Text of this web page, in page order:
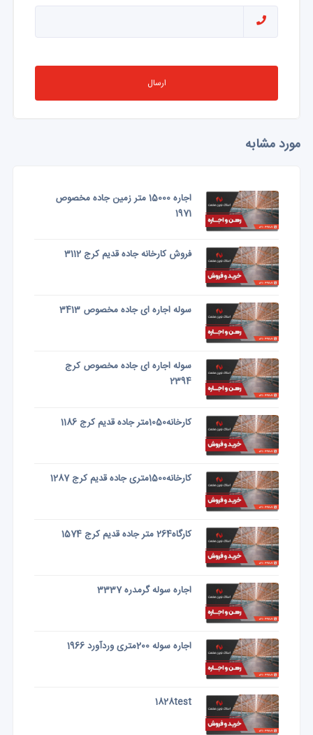
ارسال
مورد مشابه
اجاره 15000 متر زمین جاده مخصوص
1971
فروش کارخانه جاده قدیم کرج 3112
سوله اجاره ای جاده مخصوص 3413
سوله اجاره ای جاده مخصوص کرج
2394
کارخانه1050متر جاده قدیم کرج 1186
کارخانه1500متری جاده قدیم کرج 1287
کارگاه264 متر جاده قدیم کرج 1574
اجاره سوله گرمدره 3337
اجاره سوله 200متری وردآورد 1966
1828test